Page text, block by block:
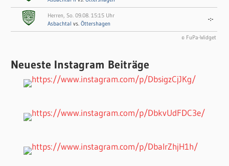
Herren, So. 09.08. 15:15 Uhr
Asbachtal vs.Öttershagen
-:-
© FuPa-Widget
Neueste Instagram Beiträge